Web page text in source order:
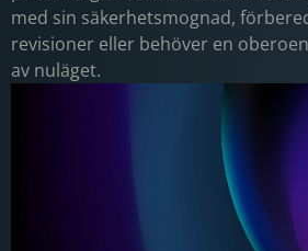
med sin säkerhetsmognad,
revisioner eller behöver en
av nuläget.